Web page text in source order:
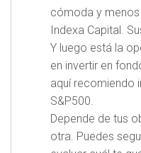
cómoda y menos
Indexa Capital.
Y luego está la
en invertir en
aquí recomiendo
S&P500.
Depende de tus
otra. Puedes